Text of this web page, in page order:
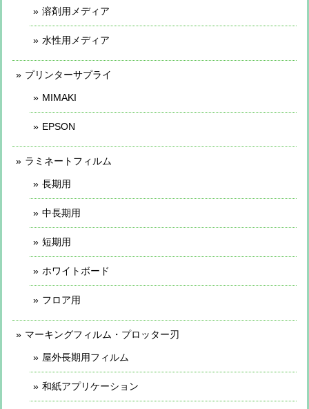
溶剤用メディア
水性用メディア
プリンターサプライ
MIMAKI
EPSON
ラミネートフィルム
長期用
中長期用
短期用
ホワイトボード
フロア用
マーキングフィルム・プロッター刃
屋外長期用フィルム
和紙アプリケーション